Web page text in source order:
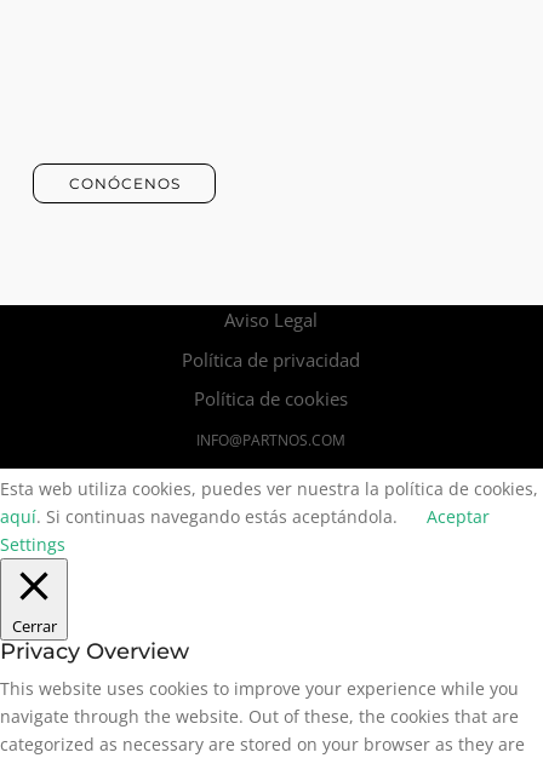
CONÓCENOS
Aviso Legal
Política de privacidad
Política de cookies
INFO@PARTNOS.COM
Esta web utiliza cookies, puedes ver nuestra la política de cookies,
aquí. Si continuas navegando estás aceptándola.
Aceptar
Settings
Cerrar
Privacy Overview
This website uses cookies to improve your experience while you
navigate through the website. Out of these, the cookies that are
categorized as necessary are stored on your browser as they are